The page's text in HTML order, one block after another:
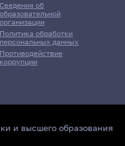
Сведения об
образовательной
организации
Политика обработки
персональных данных
Противодействие
коррупции
и высшего образования